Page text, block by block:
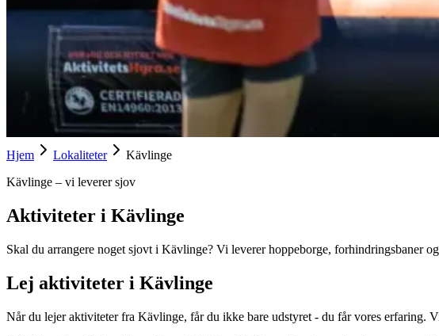
Hjem Lokaliteter
Kävlinge
Kävlinge – vi leverer sjov
Aktiviteter i Kävlinge
Skal du arrangere noget sjovt i Kävlinge? Vi leverer hoppeborge, forhindringsbaner
Lej aktiviteter i Kävlinge
Når du lejer aktiviteter fra Kävlinge, får du ikke bare udstyret - du får vores erfaring.